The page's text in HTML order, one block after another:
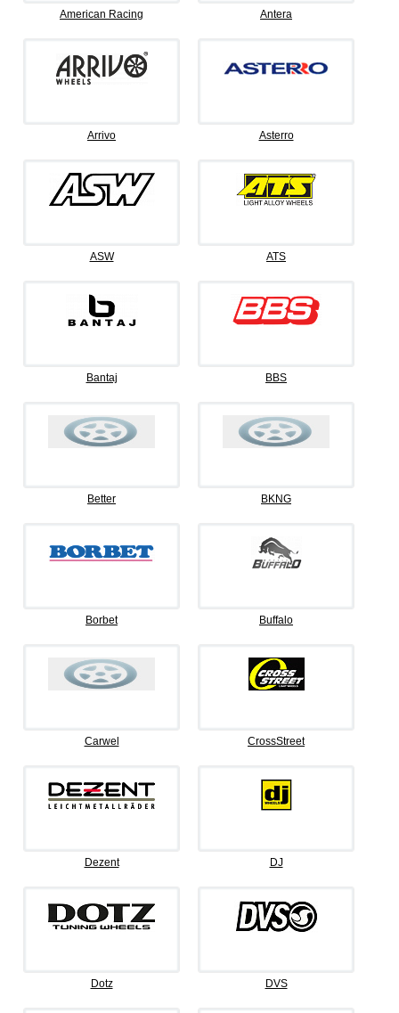
American Racing Antera
Arrivo Asterro
ASW ATS
Bantaj BBS
Better BKNG
Borbet Buffalo
Carwel CrossStreet
Dezent DJ
Dotz DVS